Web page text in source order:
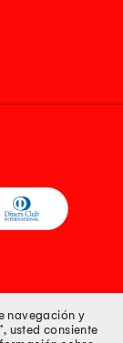
navegación y
usted consiente